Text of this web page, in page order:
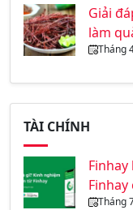
Giải
làm
Tháng
TÀI CHÍNH
Tháng